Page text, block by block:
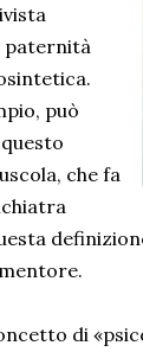
paternità
può
che fa
di